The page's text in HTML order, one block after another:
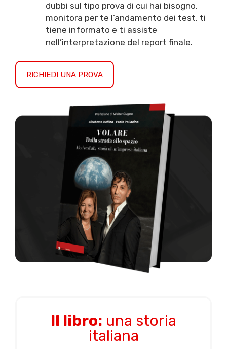
dubbi sul tipo prova di cui hai bisogno,
monitora per te l’andamento dei test, ti
tiene informato e ti assiste
nell’interpretazione del report finale.
RICHIEDI UNA PROVA
Il libro: una storia
italiana